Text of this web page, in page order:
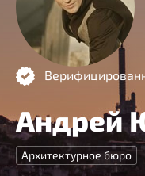
Андрей
Архитектурное бюро